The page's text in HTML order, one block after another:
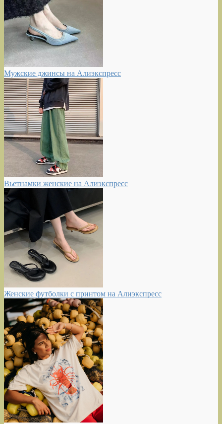
Мужские джинсы на Алиэкспресс
Вьетнамки женские на Алиэкспресс
Женские футболки с принтом на Алиэкспресс